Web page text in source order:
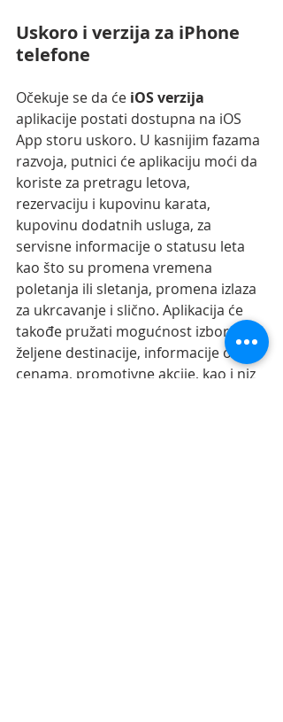
Uskoro i verzija za iPhone
telefone
Očekuje se da će iOS verzija
aplikacije postati dostupna na iOS
App storu uskoro. U kasnijim fazama
razvoja, putnici će aplikaciju moći da
koriste za pretragu letova,
rezervaciju i kupovinu karata,
kupovinu dodatnih usluga, za
servisne informacije o statusu leta
kao što su promena vremena
poletanja ili sletanja, promena izlaza
za ukrcavanje i slično. Aplikacija će
takođe pružati mogućnost izbora
željene destinacije, informacije o
cenama, promotivne akcije, kao i niz